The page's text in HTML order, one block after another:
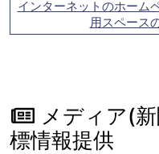
インターネットのホーム
用スペース
メディア(
標情報提供